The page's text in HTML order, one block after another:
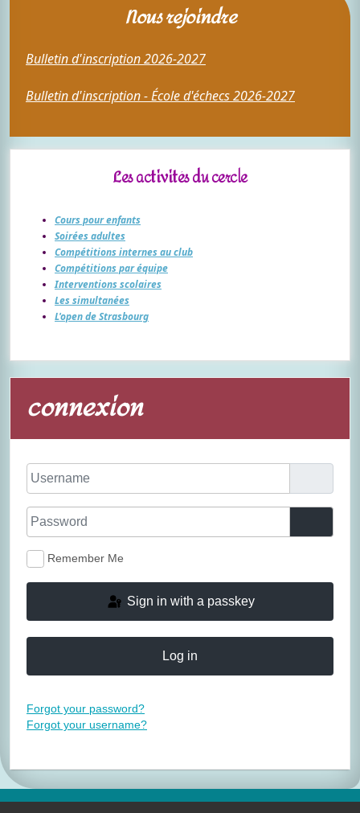
Nous rejoindre
Bulletin d'inscription 2026-2027
Bulletin d'inscription - École d'échecs 2026-2027
Les activités du cercle
Cours pour enfants
Soirées adultes
Compétitions internes au club
Compétitions par équipe
Interventions scolaires
Les simultanées
L'open de Strasbourg
connexion
Username
Password
Show
Remember Me
Sign in with a passkey
Log in
Forgot your password?
Forgot your username?